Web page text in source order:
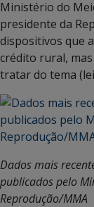
Ministério do
presidente da
dispositivos que
crédito rural,
tratar do tema
Dados mais
publicados pelo
Reprodução/MMA